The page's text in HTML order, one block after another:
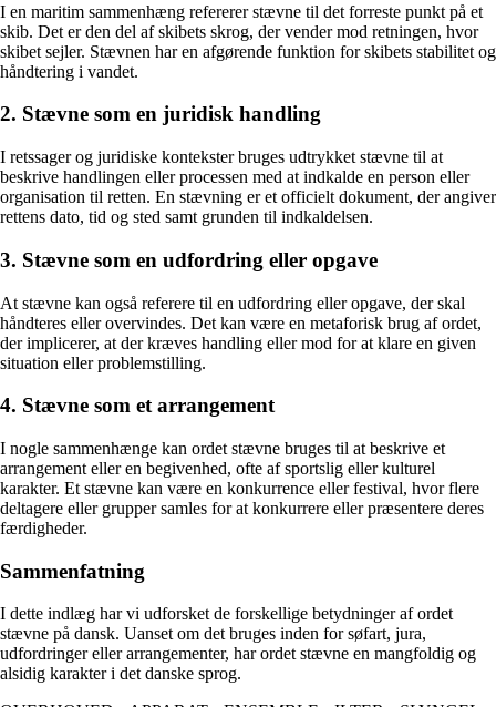
I en maritim sammenhæng refererer stævne til det forreste punkt på et
skib. Det er den del af skibets skrog, der vender mod retningen, hvor
skibet sejler. Stævnen har en afgørende funktion for skibets stabilitet og
håndtering i vandet.
2. Stævne som en juridisk handling
I retssager og juridiske kontekster bruges udtrykket stævne til at
beskrive handlingen eller processen med at indkalde en person eller
organisation til retten. En stævning er et officielt dokument, der angiver
rettens dato, tid og sted samt grunden til indkaldelsen.
3. Stævne som en udfordring eller opgave
At stævne kan også referere til en udfordring eller opgave, der skal
håndteres eller overvindes. Det kan være en metaforisk brug af ordet,
der implicerer, at der kræves handling eller mod for at klare en given
situation eller problemstilling.
4. Stævne som et arrangement
I nogle sammenhænge kan ordet stævne bruges til at beskrive et
arrangement eller en begivenhed, ofte af sportslig eller kulturel
karakter. Et stævne kan være en konkurrence eller festival, hvor flere
deltagere eller grupper samles for at konkurrere eller præsentere deres
færdigheder.
Sammenfatning
I dette indlæg har vi udforsket de forskellige betydninger af ordet
stævne på dansk. Uanset om det bruges inden for søfart, jura,
udfordringer eller arrangementer, har ordet stævne en mangfoldig og
alsidig karakter i det danske sprog.